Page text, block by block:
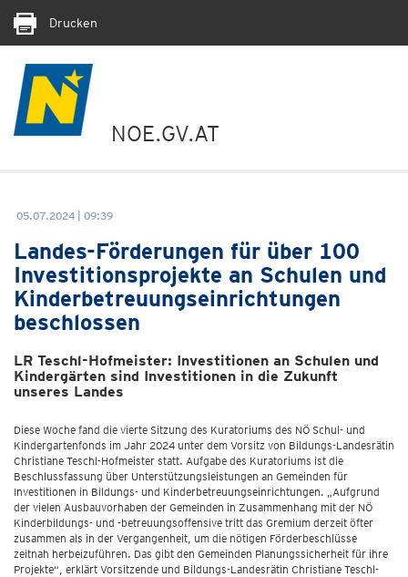
Drucken
NOE.GV.AT
05.07.2024 | 09:39
Landes-Förderungen für über 100
Investitionsprojekte an Schulen und
Kinderbetreuungseinrichtungen
beschlossen
LR Teschl-Hofmeister: Investitionen an Schulen und
Kindergärten sind Investitionen in die Zukunft
unseres Landes
Diese Woche fand die vierte Sitzung des Kuratoriums des NÖ Schul- und
Kindergartenfonds im Jahr 2024 unter dem Vorsitz von Bildungs-Landesrätin
Christiane Teschl-Hofmeister statt. Aufgabe des Kuratoriums ist die
Beschlussfassung über Unterstützungsleistungen an Gemeinden für
Investitionen in Bildungs- und Kinderbetreuungseinrichtungen. „Aufgrund
der vielen Ausbauvorhaben der Gemeinden in Zusammenhang mit der NÖ
Kinderbildungs- und -betreuungsoffensive tritt das Gremium derzeit öfter
zusammen als in der Vergangenheit, um die nötigen Förderbeschlüsse
zeitnah herbeizuführen. Das gibt den Gemeinden Planungssicherheit für ihre
Projekte“, erklärt Vorsitzende und Bildungs-Landesrätin Christiane Teschl-